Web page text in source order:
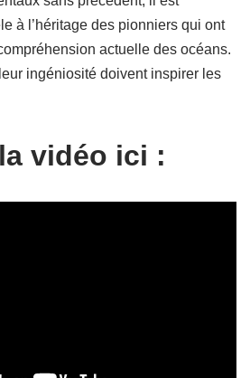
à l’héritage des pionniers qui ont
actuelle des océans.
ingéniosité doivent inspirer les
vidéo ici :